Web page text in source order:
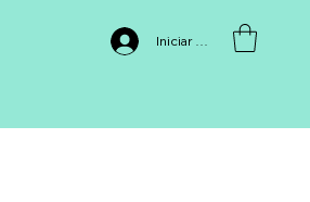
Iniciar sesión